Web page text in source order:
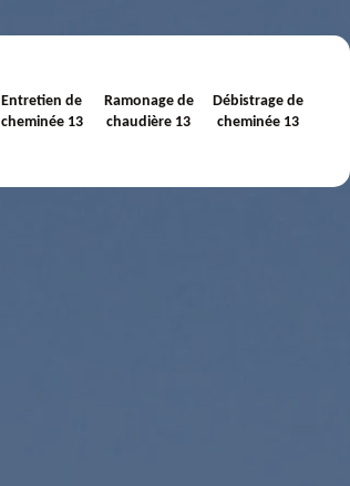
Entretien de
cheminée 13
Ramonage de
chaudière 13
Débistrage de
cheminée 13